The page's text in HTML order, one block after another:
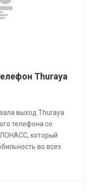
Thuraya
выход Thuraya
телефона со
который
во всех